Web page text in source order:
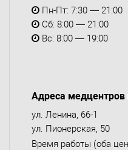
Пн-Пт: 7:30 — 21:00
Сб: 8:00 — 21:00
Вс: 8:00 — 19:00
Адреса медцентров
ул. Ленина, 66-1
ул. Пионерская, 50
Время работы (оба